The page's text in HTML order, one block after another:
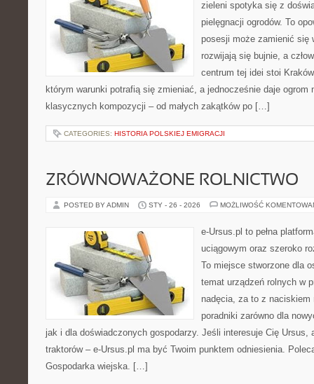
zieleni spotyka się z
pielęgnacji ogrodów. To
posesji może zamienić się
rozwijają się bujnie, a
centrum tej idei stoi
którym warunki potrafią się zmieniać, a jednocześnie daje ogrom
klasycznych kompozycji – od małych zakątków po […]
CATEGORIES: HISTORIA POLSKIEJ EMIGRACJI
ZRÓWNOWAŻONE ROLNICTWO
POSTED BY ADMIN STY - 26 - 2026 MOŻLIWOŚĆ
e-Ursus.pl to pełna
uciągowym oraz szeroko
To miejsce stworzone dla
temat urządzeń rolnych w
nadęcia, za to z
poradniki zarówno dla
jak i dla doświadczonych gospodarzy. Jeśli interesuje Cię Ursus,
traktorów – e-Ursus.pl ma być Twoim punktem odniesienia.
Gospodarka wiejska. […]